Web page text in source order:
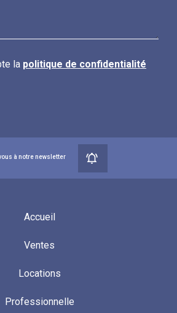
la politique de confidentialité
à notre newsletter
Accueil
Ventes
Locations
Professionnelle